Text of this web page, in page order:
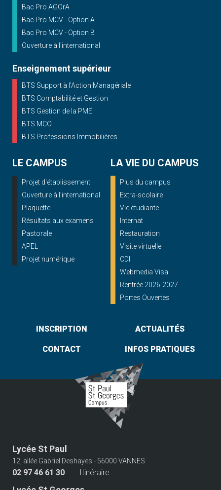
Bac Pro AGOrA
Bac Pro MCV - Option A
Bac Pro MCV - Option B
Ouverture à l'international
Enseignement supérieur
BTS Support à l’Action Managériale
BTS Comptabilité et Gestion
BTS Gestion de la PME
BTS MCO
BTS Professions Immobilières
LE CAMPUS
Projet d'établissement
Ouverture à l'international
Plaquette
Résultats aux examens
Pastorale
APEL
Projet numérique
LA VIE DU CAMPUS
Plus du campus
Extra-scolaire
Vie étudiante
Internat
Restauration
Visite virtuelle
CDI
Webmedia Visa
Rentrée 2026-2027
Portes Ouvertes
INSCRIPTION ACTUALITÉS
CONTACT INFOS PRATIQUES
Lycée St Paul
12, allée Gabriel Deshayes - 56000 VANNES
02 97 46 61 30 Itinéraire